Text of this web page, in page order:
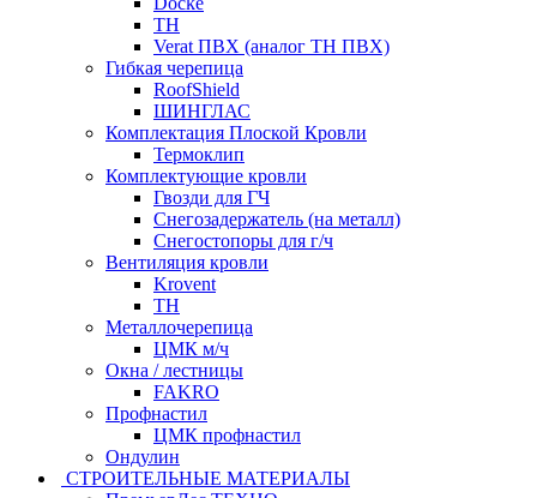
ТН
Verat ПВХ (аналог ТН ПВХ)
Гибкая черепица
RoofShield
ШИНГЛАС
Комплектация Плоской Кровли
Термоклип
Комплектующие кровли
Гвозди для ГЧ
Снегозадержатель (на металл)
Снегостопоры для г/ч
Вентиляция кровли
Krovent
ТН
Металлочерепица
ЦМК м/ч
Окна / лестницы
FAKRO
Профнастил
ЦМК профнастил
Ондулин
СТРОИТЕЛЬНЫЕ МАТЕРИАЛЫ